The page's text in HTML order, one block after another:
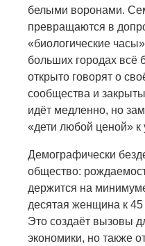
белыми воронами.
превращаются в
«биологические
больших городах
открыто говорят о
сообщества и
идёт медленно, но
«дети любой ценой»
Демографически
общество:
держится на
десятая женщина к 45
Это создаёт вызовы
экономики, но также